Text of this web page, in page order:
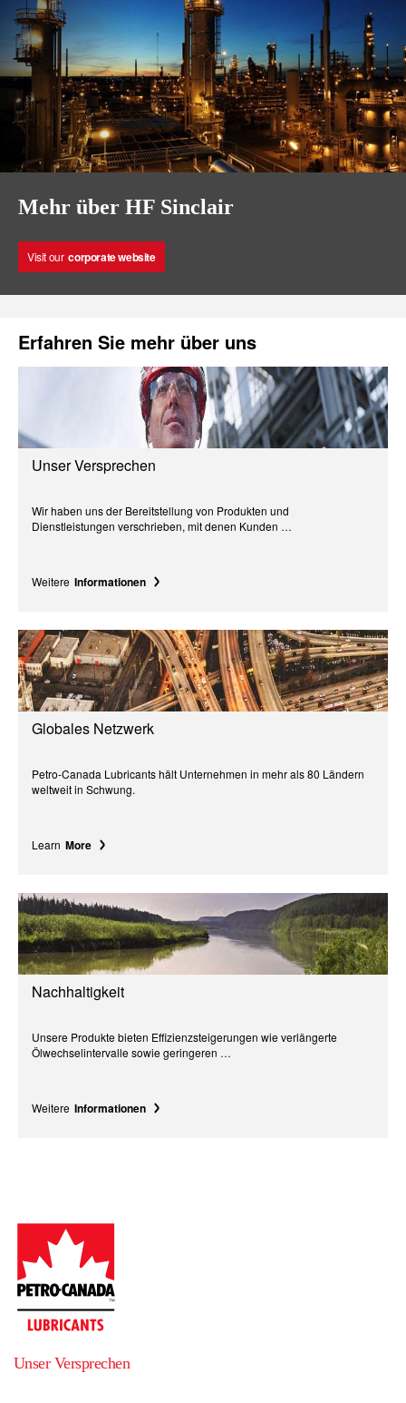
Mehr über HF Sinclair
Visit our corporate website
Erfahren Sie mehr über uns
Unser Versprechen
Wir haben uns der Bereitstellung von Produkten und
Dienstleistungen verschrieben, mit denen Kunden …
Weitere Informationen
Globales Netzwerk
Petro-Canada Lubricants hält Unternehmen in mehr als 80 Ländern
weltweit in Schwung.
Learn More
Nachhaltigkeit
Unsere Produkte bieten Effizienzsteigerungen wie verlängerte
Ölwechselintervalle sowie geringeren …
Weitere Informationen
Unser Versprechen